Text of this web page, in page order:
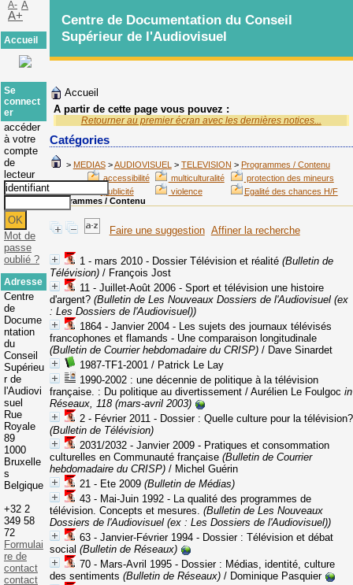
Accueil
A partir de cette page vous pouvez :
Retourner au premier écran avec les dernières notices...
Catégories
> MEDIAS>AUDIOVISUEL> TELEVISION > Programmes / Contenu
accessibilité
multiculturalité
protection des mineurs
publicité
violence
Egalité des chances H/F
Programmes / Contenu
Faire une suggestion Affiner la recherche
1 - mars 2010 - Dossier Télévision et réalité(Bulletin de
Télévision)/ François Jost
11 - Juillet-Août 2006 - Sport et télévision une histoire
d'argent?(Bulletin de Les Nouveaux Dossiers de l'Audiovisuel (ex
: Les Dossiers de l'Audiovisuel))
1864 - Janvier 2004 - Les sujets des journaux télévisés
francophones et flamands - Une comparaison longitudinale
(Bulletin de Courrier hebdomadaire du CRISP)/ Dave Sinardet
1987-TF1-2001/ Patrick Le Lay
1990-2002 : une décennie de politique à la télévision
française. : Du politique au divertissement/ Aurélien Le Foulgoc in
Réseaux, 118 (mars-avril 2003)
2 - Février 2011 - Dossier : Quelle culture pour la télévision?
(Bulletin de Télévision)
2031/2032 - Janvier 2009 - Pratiques et consommation
culturelles en Communauté française(Bulletin de Courrier
hebdomadaire du CRISP)/ Michel Guérin
21 - Ete 2009(Bulletin de Médias)
43 - Mai-Juin 1992 - La qualité des programmes de
télévision. Concepts et mesures. (Bulletin de Les Nouveaux
Dossiers de l'Audiovisuel (ex : Les Dossiers de l'Audiovisuel))
63 - Janvier-Février 1994 - Dossier : Télévision et débat
social (Bulletin de Réseaux)
70 - Mars-Avril 1995 - Dossier : Médias, identité, culture
des sentiments (Bulletin de Réseaux)/ Dominique Pasquier
Centre de Documentation du Conseil
Supérieur de l'Audiovisuel
A- A
A+
Accueil
Se
connect
er
accéder
à votre
compte
de
lecteur
Mot de
passe
oublié ?
Adresse
Centre
de
Docume
ntation
du
Conseil
Supérieu
r de
l'Audiovi
suel
Rue
Royale
89
1000
Bruxelle
s
Belgique
+32 2
349 58
72
Formulai
re de
contact
contact